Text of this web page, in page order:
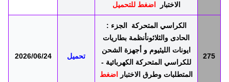
الاختبار
اضغط للتحميل
275
الكراسي المتحركة الجزء :
الحادى والثلاثونأنظمة بطاريات
ايونات الليثيوم و أجهزة الشحن
للكراسي المتحركة الكهربائية -
المتطلبات وطرق الاختبار
اضغط
تحميل 2026/06/24